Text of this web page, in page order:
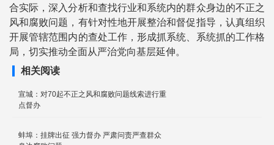
合实际，深入分析和查找行业和系统内的群众身边的不正之
风和腐败问题，有针对性地开展整治和督促指导，认真组织
开展管辖范围内的查处工作，形成抓系统、系统抓的工作格
局，切实推动全面从严治党向基层延伸。
相关阅读
宣城：对70起不正之风和腐败问题线索进行重
点督办
蚌埠：挂牌出征 强力督办 严肃问责严查群众